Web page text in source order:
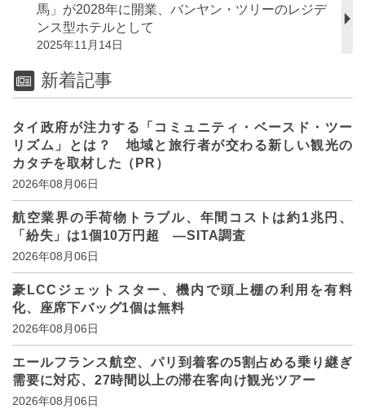
馬」が2028年に開業、バンヤン・ツリーのレジデ
ンス型ホテルとして
2025年11月14日
新着記事
タイ政府が注力する「コミュニティ・ベースド・ツー
リズム」とは？ 地域と旅行者が交わる新しい観光の
カタチを取材した（PR）
2026年08月06日
航空業界の手荷物トラブル、年間コストは約1兆円、
「紛失」は1個10万円超 ―SITA調査
2026年08月06日
豪LCCジェットスター、機内で頭上棚の利用を有料
化、座席下バッグ1個は無料
2026年08月06日
エールフランス航空、パリ到着客の5割占める乗り継ぎ
需要に対応、27時間以上の滞在客向け観光ツアー
2026年08月06日